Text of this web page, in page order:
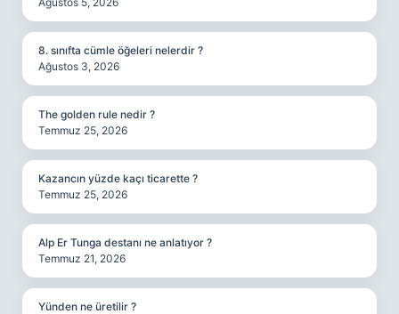
8. sınıfta cümle öğeleri nelerdir ?
Ağustos 3, 2026
The golden rule nedir ?
Temmuz 25, 2026
Kazancın yüzde kaçı ticarette ?
Temmuz 25, 2026
Alp Er Tunga destanı ne anlatıyor ?
Temmuz 21, 2026
Yünden ne üretilir ?